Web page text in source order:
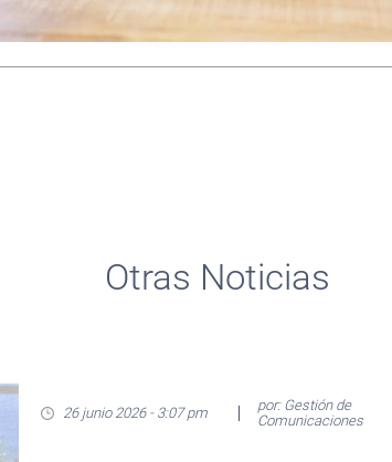
Otras Noticias
26 junio 2026 - 3:07 pm
por: Gestión de
Comunicaciones